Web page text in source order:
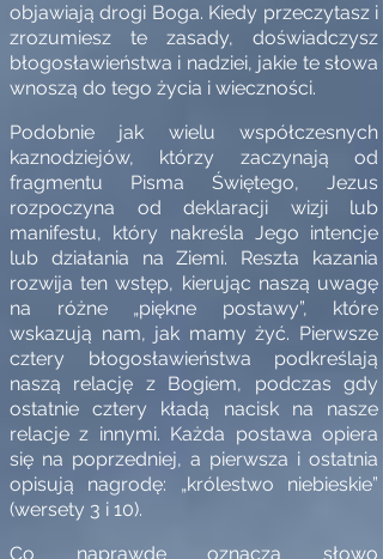
objawiają drogi Boga. Kiedy przeczytasz i
zrozumiesz te zasady, doświadczysz
błogosławieństwa i nadziei, jakie te słowa
wnoszą do tego życia i wieczności.
Podobnie jak wielu współczesnych
kaznodziejów, którzy zaczynają od
fragmentu Pisma Świętego, Jezus
rozpoczyna od deklaracji wizji lub
manifestu, który nakreśla Jego intencje
lub działania na Ziemi. Reszta kazania
rozwija ten wstęp, kierując naszą uwagę
na różne „piękne postawy”, które
wskazują nam, jak mamy żyć. Pierwsze
cztery błogosławieństwa podkreślają
naszą relację z Bogiem, podczas gdy
ostatnie cztery kładą nacisk na nasze
relacje z innymi. Każda postawa opiera
się na poprzedniej, a pierwsza i ostatnia
opisują nagrodę: „królestwo niebieskie”
(wersety 3 i 10).
Co naprawdę oznacza słowo